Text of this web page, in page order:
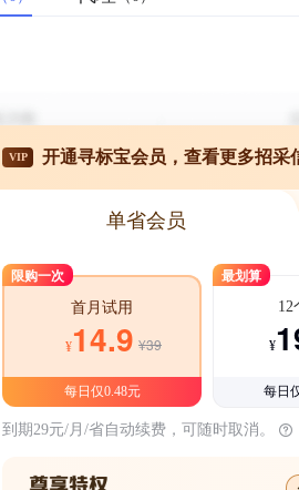
VIP 开通寻标宝会员，查看更多招采
单省会员
限购一次
首月试用
¥14.9 ¥39
每日仅0.48元
最划算
12
¥
每日
到期29元/月/省自动续费，可随时取消。